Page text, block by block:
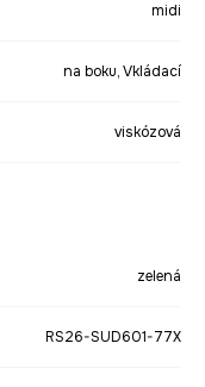
midi
na boku, Vkládací
viskózová
zelená
RS26-SUD601-77X